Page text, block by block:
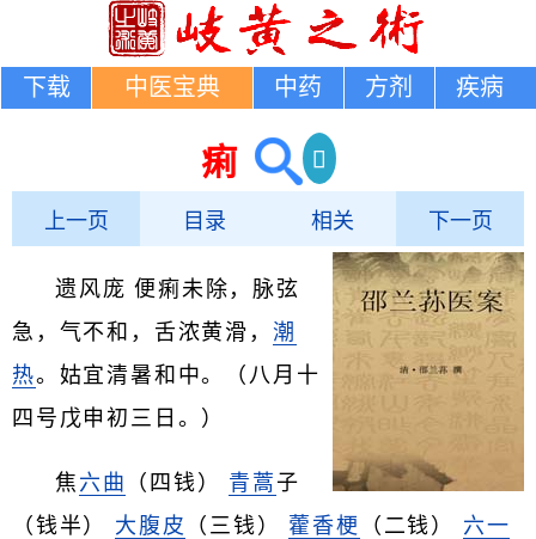
下载 中医宝典 中药 方剂 疾病
痢
上一页 目录 相关 下一页
遗风庞 便痢未除，脉弦
急，气不和，舌浓黄滑， 潮
热。姑宜清暑和中。（八月十
四号戊申初三日。）
焦 六曲 （四钱） 青蒿 子
（钱半） 大腹皮 （三钱） 藿香梗 （二钱） 六一